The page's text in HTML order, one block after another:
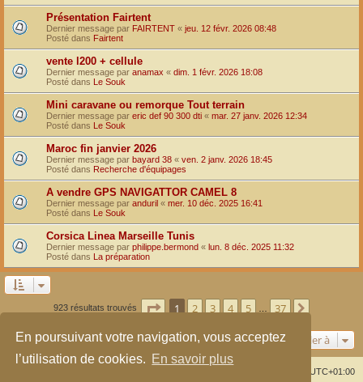
En poursuivant votre navigation, vous acceptez
l’utilisation de cookies. En savoir plus
Présentation Fairtent
Dernier message par FAIRTENT « jeu. 12 févr. 2026 08:48
Posté dans Fairtent
vente l200 + cellule
Dernier message par anamax « dim. 1 févr. 2026 18:08
Posté dans Le Souk
Mini caravane ou remorque Tout terrain
Dernier message par eric def 90 300 dti « mar. 27 janv. 2026 12:34
Posté dans Le Souk
Maroc fin janvier 2026
Dernier message par bayard 38 « ven. 2 janv. 2026 18:45
Posté dans Recherche d'équipages
A vendre GPS NAVIGATTOR CAMEL 8
Dernier message par anduril « mer. 10 déc. 2025 16:41
Posté dans Le Souk
Corsica Linea Marseille Tunis
Dernier message par philippe.bermond « lun. 8 déc. 2025 11:32
Posté dans La préparation
923 résultats trouvés Page sur37
1 2 3 4 5 37
Aller à
UTC+01:00